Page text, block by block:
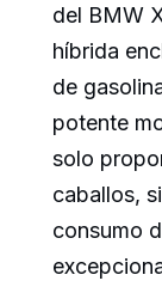
del BMW
híbrida
de
potente
solo
caballos,
consumo